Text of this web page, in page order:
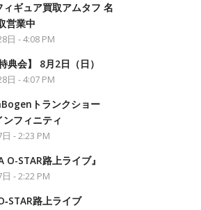
ィギュア買取アムタフ 名
営業中
日 - 4:08 PM
典会】 8月2日（日）
日 - 4:07 PM
トランクショー
ンフィニティ
- 2:23 PM
O-STAR路上ライブ』
- 2:22 PM
路上ライブ